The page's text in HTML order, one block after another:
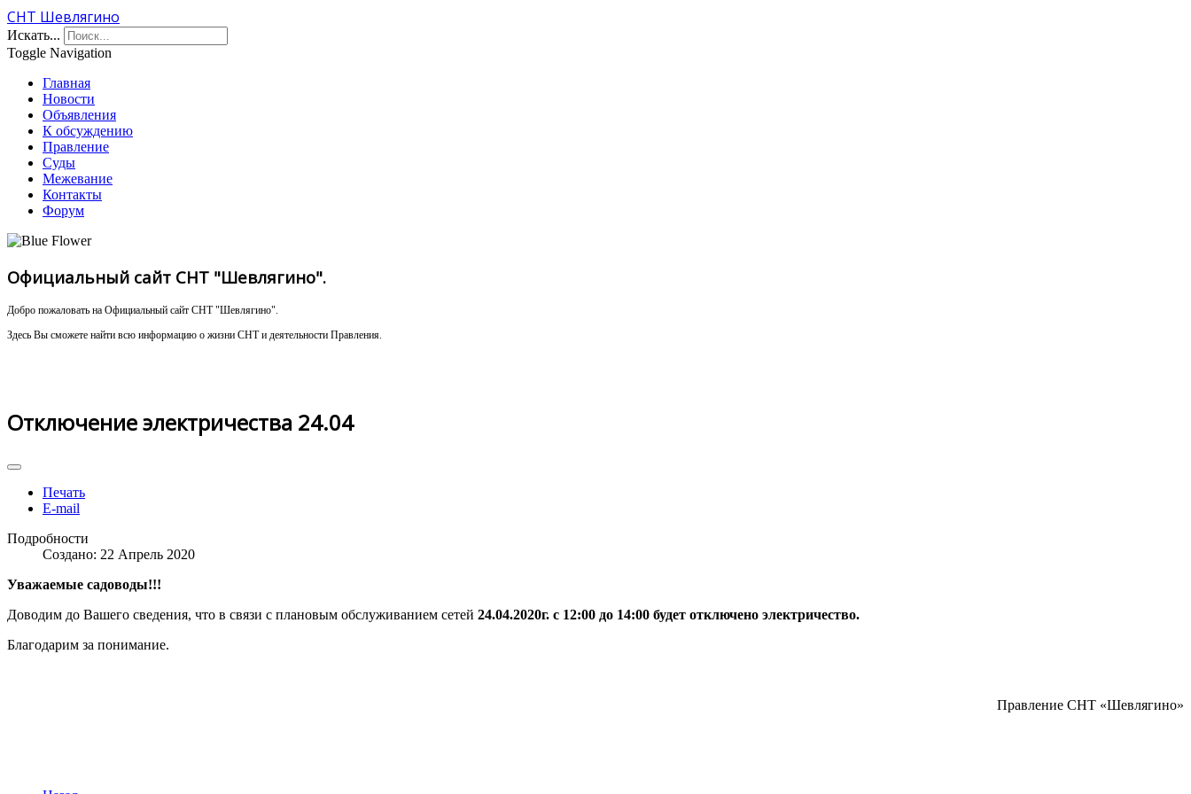
СНТ Шевлягино
Искать...
Toggle Navigation
Главная
Новости
Объявления
К обсуждению
Правление
Суды
Межевание
Контакты
Форум
Официальный сайт СНТ "Шевлягино".
Добро пожаловать на Официальный сайт СНТ "Шевлягино".
Здесь Вы сможете найти всю информацию о жизни СНТ и деятельности Правления.
Отключение электричества 24.04
Печать
E-mail
Подробности
Создано: 22 Апрель 2020
Уважаемые садоводы!!!
Доводим до Вашего сведения, что в связи с плановым обслуживанием сетей 24.04.2020г. с 12:00 до 14:00 будет отключено электричество.
Благодарим за понимание.
Правление СНТ «Шевлягино»